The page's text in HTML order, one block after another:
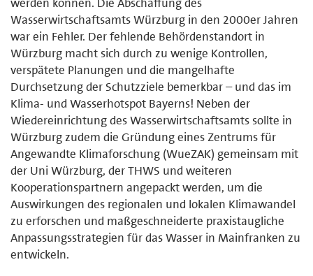
Wasserwirtschaftsamts Würzburg in den 2000er Jahren
war ein Fehler. Der fehlende Behördenstandort in
Würzburg macht sich durch zu wenige Kontrollen,
verspätete Planungen und die mangelhafte
Durchsetzung der Schutzziele bemerkbar – und das im
Klima- und Wasserhotspot Bayerns! Neben der
Wiedereinrichtung des Wasserwirtschaftsamts sollte in
Würzburg zudem die Gründung eines Zentrums für
Angewandte Klimaforschung (WueZAK) gemeinsam mit
der Uni Würzburg, der THWS und weiteren
Kooperationspartnern angepackt werden, um die
Auswirkungen des regionalen und lokalen Klimawandel
zu erforschen und maßgeschneiderte praxistaugliche
Anpassungsstrategien für das Wasser in Mainfranken zu
entwickeln.